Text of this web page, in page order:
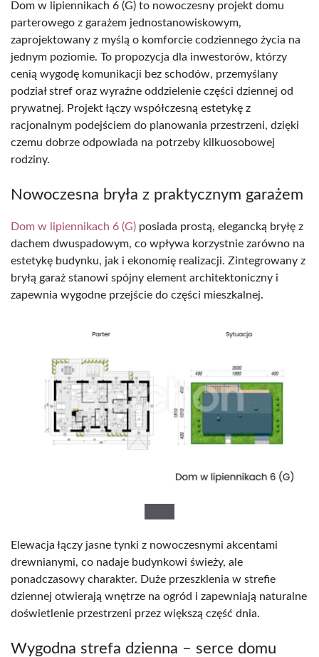
Dom w lipiennikach 6 (G) to nowoczesny projekt domu
parterowego z garażem jednostanowiskowym,
zaprojektowany z myślą o komforcie codziennego życia na
jednym poziomie. To propozycja dla inwestorów, którzy
cenią wygodę komunikacji bez schodów, przemyślany
podział stref oraz wyraźne oddzielenie części dziennej od
prywatnej. Projekt łączy współczesną estetykę z
racjonalnym podejściem do planowania przestrzeni, dzięki
czemu dobrze odpowiada na potrzeby kilkuosobowej
rodziny.
Nowoczesna bryła z praktycznym garażem
Dom w lipiennikach 6 (G) posiada prostą, elegancką bryłę z
dachem dwuspadowym, co wpływa korzystnie zarówno na
estetykę budynku, jak i ekonomię realizacji. Zintegrowany z
bryłą garaż stanowi spójny element architektoniczny i
zapewnia wygodne przejście do części mieszkalnej.
Elewacja łączy jasne tynki z nowoczesnymi akcentami
drewnianymi, co nadaje budynkowi świeży, ale
ponadczasowy charakter. Duże przeszklenia w strefie
dziennej otwierają wnętrze na ogród i zapewniają naturalne
doświetlenie przestrzeni przez większą część dnia.
Wygodna strefa dzienna – serce domu